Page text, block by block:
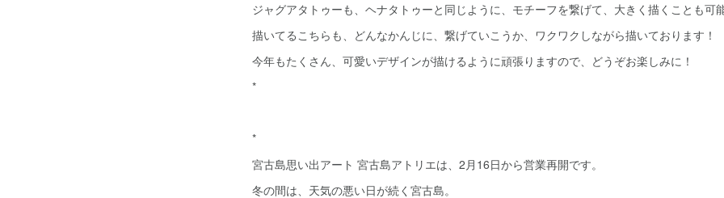
ジャグアタトゥーも、ヘナタトゥーと同じように、モチーフを繋げて、大きく描くことも可
描いてるこちらも、どんなかんじに、繋げていこうか、ワクワクしながら描いております！
今年もたくさん、可愛いデザインが描けるように頑張りますので、どうぞお楽しみに！
*
*
宮古島思い出アート 宮古島アトリエは、2月16日から営業再開です。
冬の間は、天気の悪い日が続く宮古島。